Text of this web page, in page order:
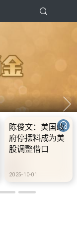
年底
额外
速充电
动车
10.2.3
前当局提
3000支
充电站